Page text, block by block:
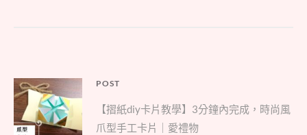
文
章
導
POST
Parent
post:
【摺紙diy卡片教學】3分鐘內完成，時尚風
爪型手工卡片｜愛禮物